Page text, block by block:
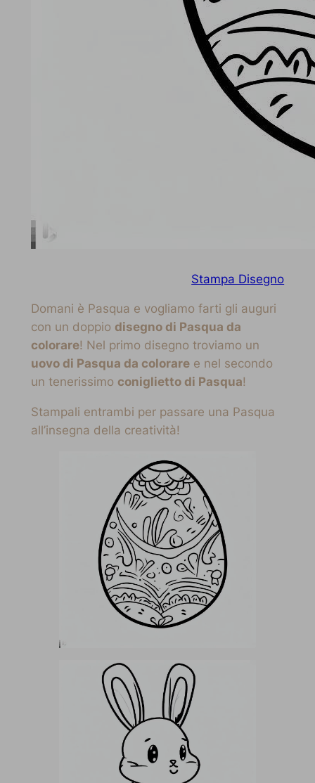
Stampa Disegno
Domani è Pasqua e vogliamo farti gli auguri
con un doppio disegno di Pasqua da
colorare! Nel primo disegno troviamo un
uovo di Pasqua da coloraree nel secondo
un tenerissimo coniglietto di Pasqua!
Stampali entrambi per passare una Pasqua
all’insegna della creatività!